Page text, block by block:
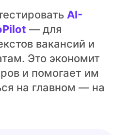
AI-
— для
вакансий и
Это экономит
и помогает им
на главном — на